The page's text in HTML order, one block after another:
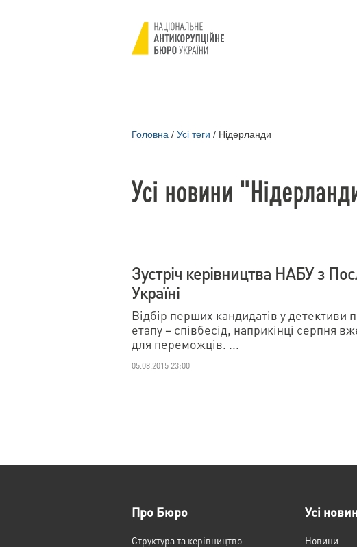
Головна / Усі теги / Нідерланди
Усі новини
Зустріч керівництва НАБУ з
Україні
Відбір перших кандидатів у детективи
етапу – співбесід, наприкінці серпня
для переможців. ...
05.08.2015 23:00
Про Бюро
Структура та керівництво
Усі
Новини